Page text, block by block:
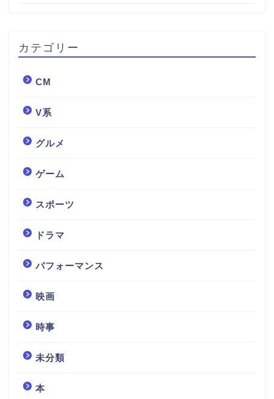
カテゴリー
CM
V系
グルメ
ゲーム
スポーツ
ドラマ
パフォーマンス
映画
時事
未分類
本